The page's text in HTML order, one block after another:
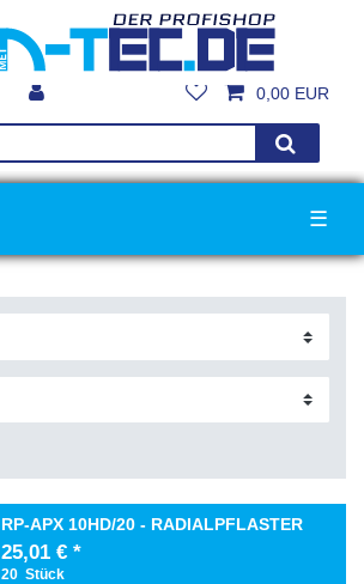
0,00 EUR
☰
RP-APX 10HD/20 - RADIALPFLASTER
25,01 € *
20 Stück